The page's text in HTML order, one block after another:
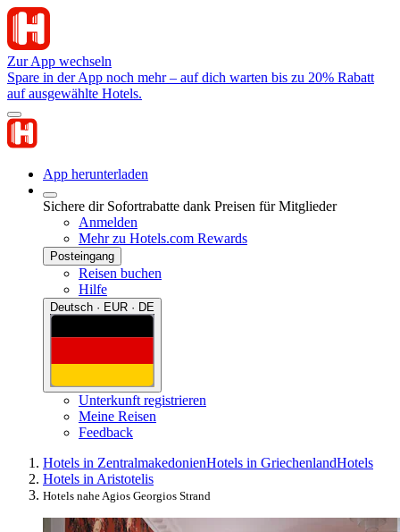
Zur App wechseln
Spare in der App noch mehr – auf dich warten bis zu 20% Rabatt
auf ausgewählte Hotels.
App herunterladen
Sichere dir Sofortrabatte dank Preisen für Mitglieder
Anmelden
Mehr zu Hotels.com Rewards
Posteingang
Reisen buchen
Hilfe
Deutsch · EUR · DE
Unterkunft registrieren
Meine Reisen
Feedback
Hotels in ZentralmakedonienHotels in GriechenlandHotels
Hotels in Aristotelis
Hotels nahe Agios Georgios Strand